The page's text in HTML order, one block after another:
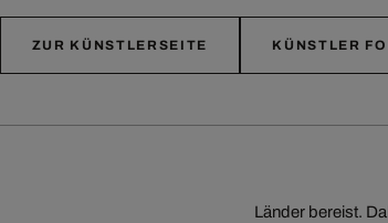
ZUR KÜNSTLERSEITE KÜNSTLER
Länder bereist.